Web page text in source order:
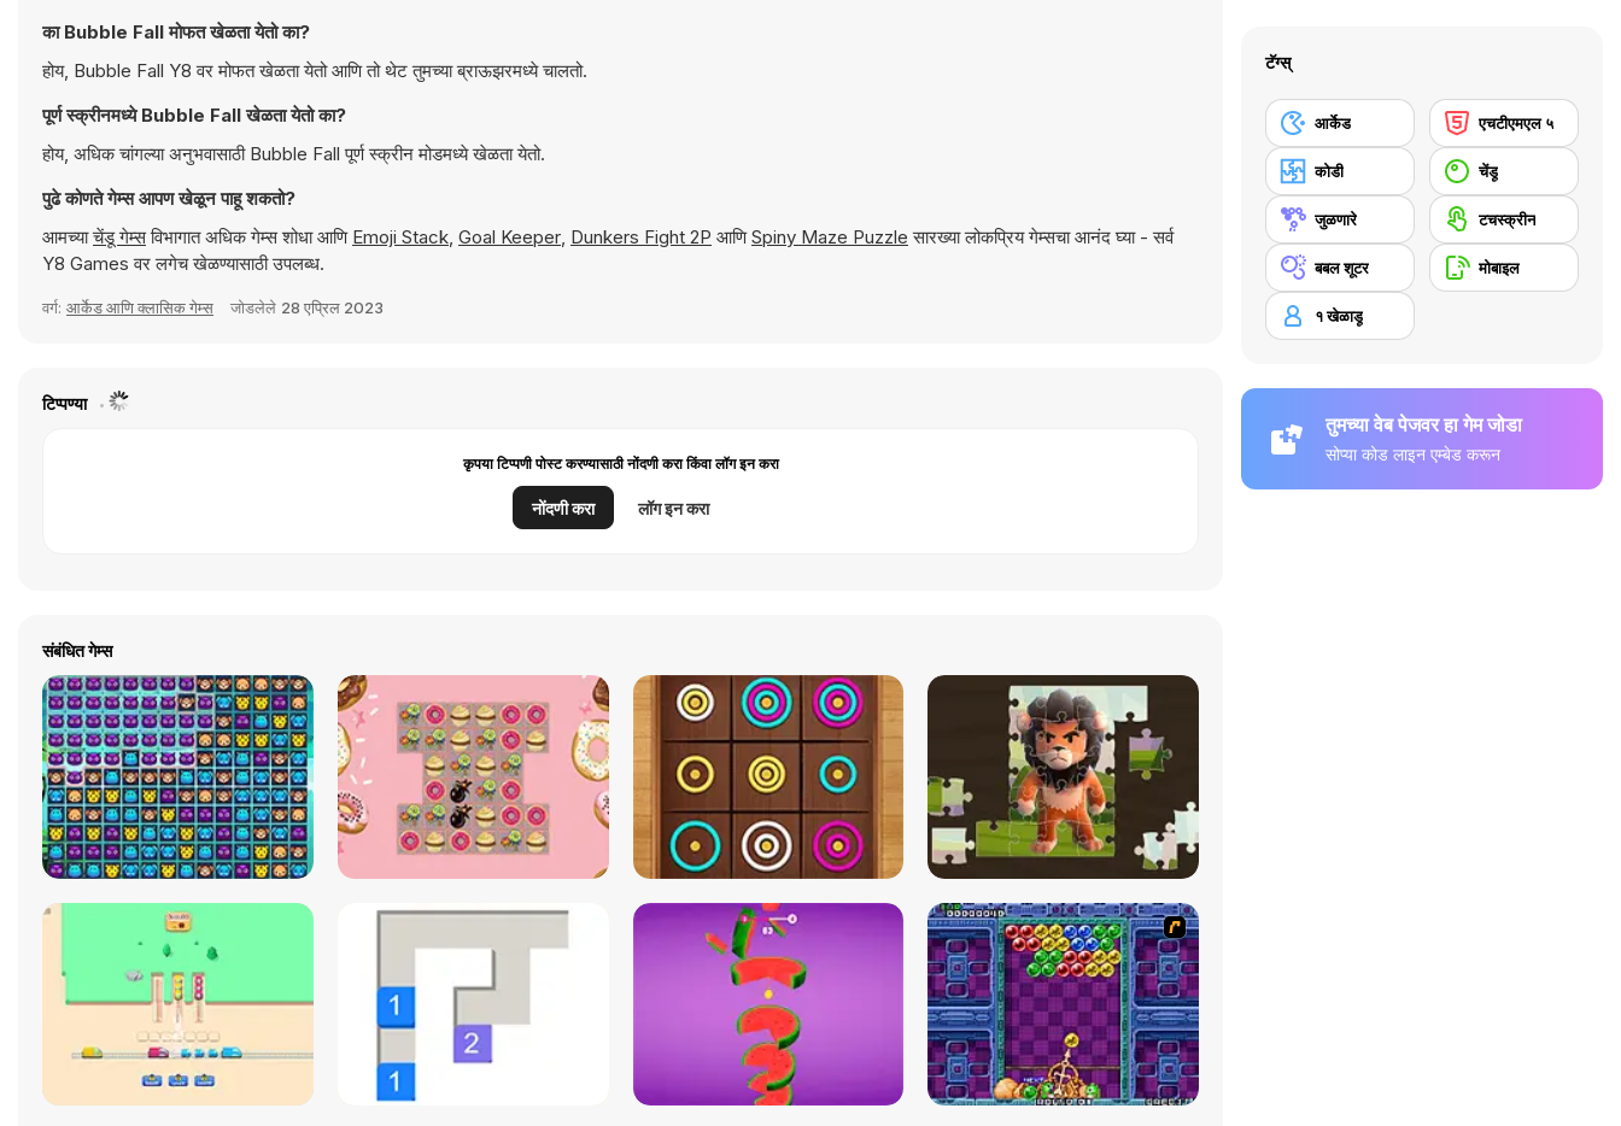
का Bubble Fall मोफत खेळता येतो का?
होय, Bubble Fall Y8 वर मोफत खेळता येतो आणि तो थेट तुमच्या ब्राऊझरमध्ये चालतो.
पूर्ण स्क्रीनमध्ये Bubble Fall खेळता येतो का?
होय, अधिक चांगल्या अनुभवासाठी Bubble Fall पूर्ण स्क्रीन मोडमध्ये खेळता येतो.
पुढे कोणते गेम्स आपण खेळून पाहू शकतो?
आमच्याचेंडू गेम्सविभागात अधिक गेम्स शोधा आणि Emoji Stack, Goal Keeper, Dunkers Fight 2P आणिSpiny Maze Puzzle सारख्या लोकप्रिय गेम्सचा आनंद घ्या - सर्व
Y8 Games वर लगेच खेळण्यासाठी उपलब्ध.
वर्ग: आर्केड आणि क्लासिक गेम्स जोडलेले 28 एप्रिल 2023
टिप्पण्या
कृपया टिप्पणी पोस्ट करण्यासाठी नोंदणी करा किंवा लॉग इन करा
नोंदणी करा लॉग इन करा
संबंधित गेम्स
टॅग्स्
आर्केड एचटीएमएल ५
कोडी चेंडू
जुळणारे टचस्क्रीन
बबल शूटर मोबाइल
१ खेळाडू
तुमच्या वेब पेजवर हा गेम जोडा
सोप्या कोड लाइन एम्बेड करून